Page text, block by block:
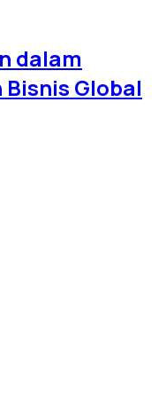
dalam
Global